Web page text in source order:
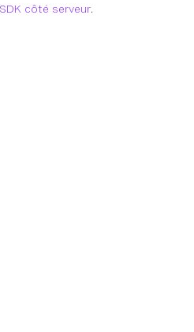
SDK côté serveur.